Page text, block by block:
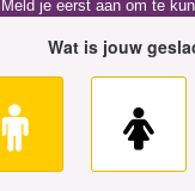
Meld je eerst aan om te